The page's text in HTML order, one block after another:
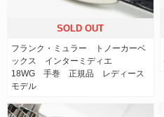
SOLD OUT
フランク・ミュラー トノーカーベ
ックス インターミディエ
18WG 手巻 正規品 レディース
モデル